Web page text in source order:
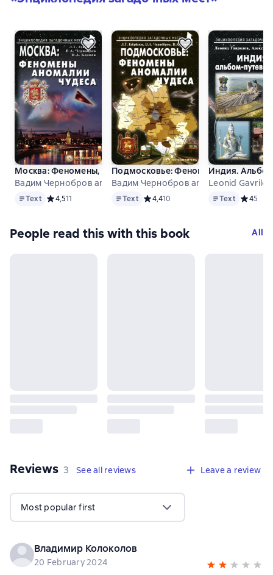
Москва: Феномены, аномалии, чудеса. Путеводитель
Вадим Чернобров and others
TextText Средний рейтинг 4,5 на основе 11 оценок
4,511
Подмосковье: Феномены, аномалии,
Вадим Чернобров and others
TextText Средний рейтинг 4,4 на основе 10
4,410
Индия.
Leonid
TextText Средний
45
People read this with this book All
Reviews 3 reviews
3 See all reviews Leave a review
Most popular first
Владимир Колоколов
20 February 2024